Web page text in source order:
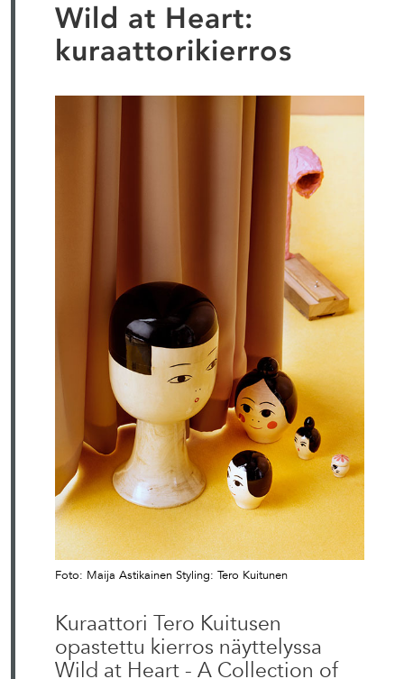
Wild at Heart:
kuraattorikierros
Foto: Maija Astikainen Styling: Tero Kuitunen
Kuraattori Tero Kuitusen
opastettu kierros näyttelyssa
Wild at Heart - A Collection of